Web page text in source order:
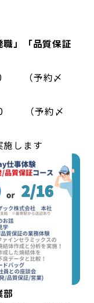
」「品質保証
（予約〆
（予約〆
します
部